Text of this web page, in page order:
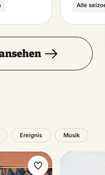
Alle
Ereignis Musik
Favorit